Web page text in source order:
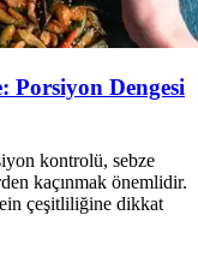
Porsiyon Dengesi
kontrolü, sebze
kaçınmak önemlidir.
çeşitliliğine dikkat